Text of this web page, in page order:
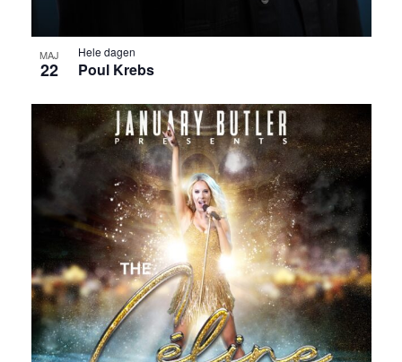
MAJ
22
Hele dagen
Poul Krebs